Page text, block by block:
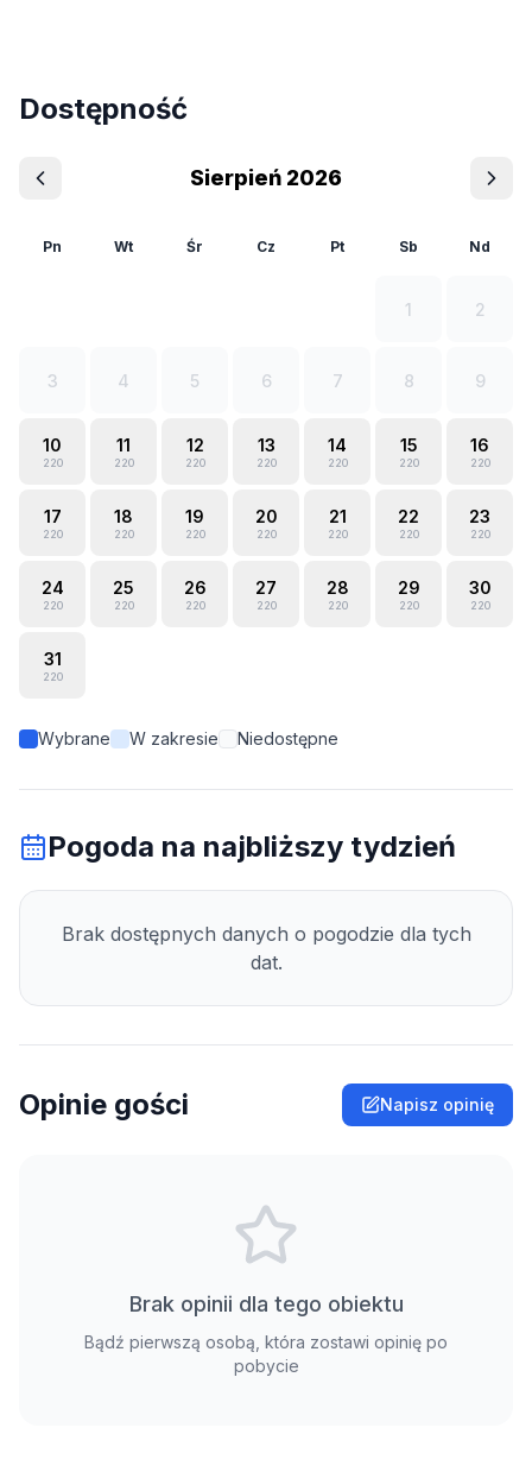
Dostępność
Sierpień 2026
Pn Wt Śr Cz Pt Sb Nd
1 2
3 4 5 6 7 8 9
10
220
11
220
12
220
13
220
14
220
15
220
16
220
17
220
18
220
19
220
20
220
21
220
22
220
23
220
24
220
25
220
26
220
27
220
28
220
29
220
30
220
31
220
Wybrane W zakresie Niedostępne
Pogoda na najbliższy tydzień
Brak dostępnych danych o pogodzie dla tych
dat.
Opinie gości Napisz opinię
Brak opinii dla tego obiektu
Bądź pierwszą osobą, która zostawi opinię po
pobycie